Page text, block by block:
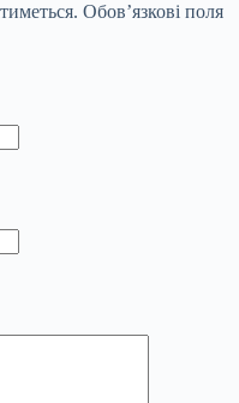
Обов’язкові поля